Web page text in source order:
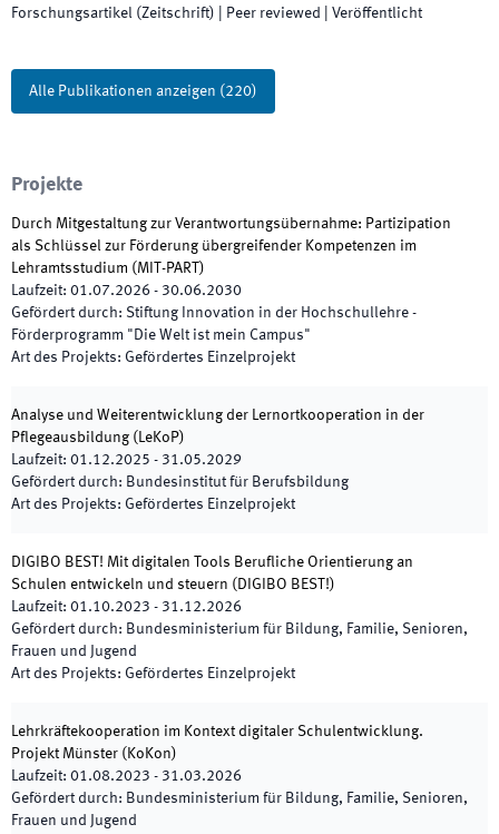
Forschungsartikel (Zeitschrift) | Peer reviewed Veröffentlicht
Alle Publikationen anzeigen (220)
Projekte
Durch Mitgestaltung zur Verantwortungsübernahme: Partizipation
als Schlüssel zur Förderung übergreifender Kompetenzen im
Lehramtsstudium (MIT-PART )
Laufzeit: 01.07.2026 - 30.06.2030
Gefördert durch: Stiftung Innovation in der Hochschullehre -
Förderprogramm "Die Welt ist mein Campus"
Art des Projekts: Gefördertes Einzelprojekt
Analyse und Weiterentwicklung der Lernortkooperation in der
Pflegeausbildung ( LeKoP)
Laufzeit: 01.12.2025 - 31.05.2029
Gefördert durch: Bundesinstitut für Berufsbildung
Art des Projekts: Gefördertes Einzelprojekt
DIGIBO BEST! Mit digitalen Tools Berufliche Orientierung an
Schulen entwickeln und steuern ( DIGIBO BEST!)
Laufzeit: 01.10.2023 - 31.12.2026
Gefördert durch: Bundesministerium für Bildung, Familie, Senioren,
Frauen und Jugend
Art des Projekts: Gefördertes Einzelprojekt
Lehrkräftekooperation im Kontext digitaler Schulentwicklung.
Projekt Münster ( KoKon)
Laufzeit: 01.08.2023 - 31.03.2026
Gefördert durch: Bundesministerium für Bildung, Familie, Senioren,
Frauen und Jugend